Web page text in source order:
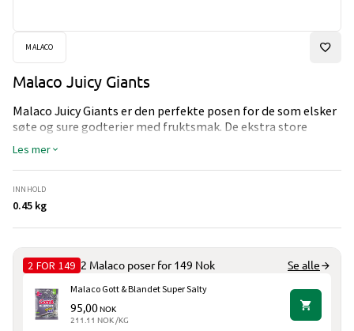
MALACO
Malaco Juicy Giants
Malaco Juicy Giants er den perfekte posen for de som elsker
søte og sure godterier med fruktsmak. De ekstra store
bitene i posen gir en saftig og syrlig godteriopplevelse.
Les mer
INNHOLD
0.45 kg
2 FOR 149 2 Malaco poser for 149 Nok Se alle
Malaco Gott & Blandet Super Salty
95,00NOK
211.11 NOK /KG